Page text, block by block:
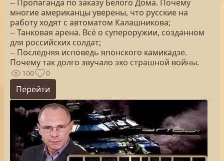
-- Пропаганда по заказу Белого Дома. Почему
многие американцы уверены, что русские на
работу ходят с автоматом Калашникова;
-- Танковая арена. Всё о супероружии, созданном
для российских солдат;
-- Последняя исповедь японского камикадзе.
Почему так долго звучало эхо страшной войны.
100 0
Перейти